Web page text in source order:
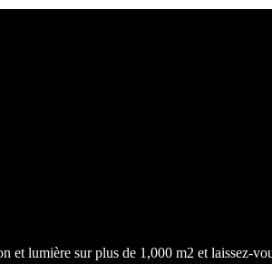
et lumière sur plus de 1,000 m2 et laissez-